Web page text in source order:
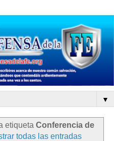
▼
etiqueta Conferencia de
todas las entradas